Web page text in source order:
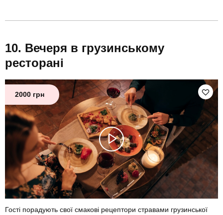
Вечеря в грузинському
ресторані
2000 грн
Гості порадують свої смакові рецептори стравами грузинської